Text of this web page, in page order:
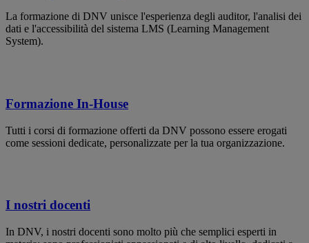
La formazione di DNV unisce l'esperienza degli auditor, l'analisi dei
dati e l'accessibilità del sistema LMS (Learning Management
System).
Formazione In-House
Tutti i corsi di formazione offerti da DNV possono essere erogati
come sessioni dedicate, personalizzate per la tua organizzazione.
I nostri docenti
In DNV, i nostri docenti sono molto più che semplici esperti in